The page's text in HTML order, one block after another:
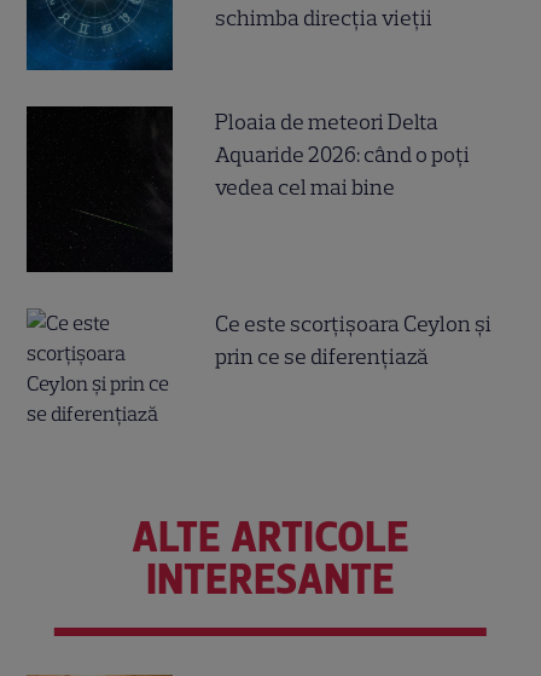
schimba direcția vieții
Ploaia de meteori Delta
Aquaride 2026: când o poți
vedea cel mai bine
Ce este scorțișoara Ceylon și
prin ce se diferențiază
ALTE ARTICOLE
INTERESANTE